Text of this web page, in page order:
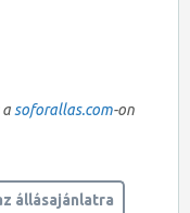
a soforallas.com-on
állásajánlatra